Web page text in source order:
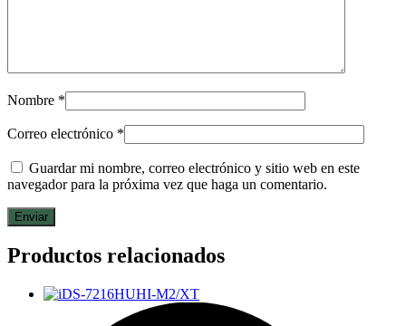
Nombre *
Correo electrónico *
Guardar mi nombre, correo electrónico y sitio web en este
navegador para la próxima vez que haga un comentario.
Productos relacionados